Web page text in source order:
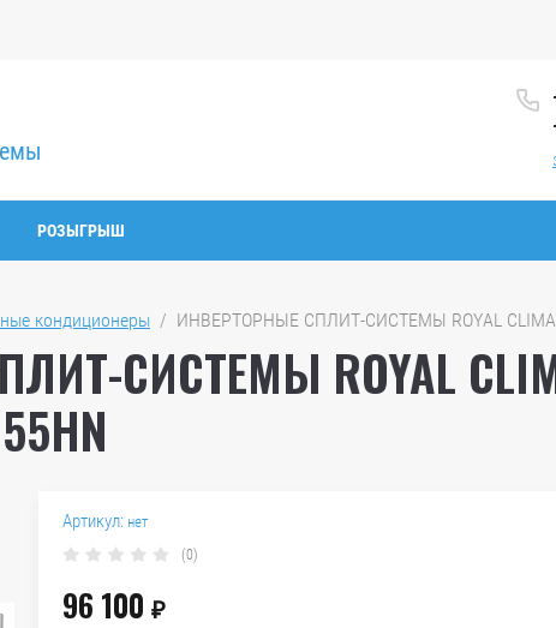
РОЗЫГРЫШ
кондиционеры
/  ИНВЕРТОРНЫЕ СПЛИТ-СИСТЕМЫ ROYAL
СИСТЕМЫ ROYAL
Артикул: нет
(0)
96 100 ₽